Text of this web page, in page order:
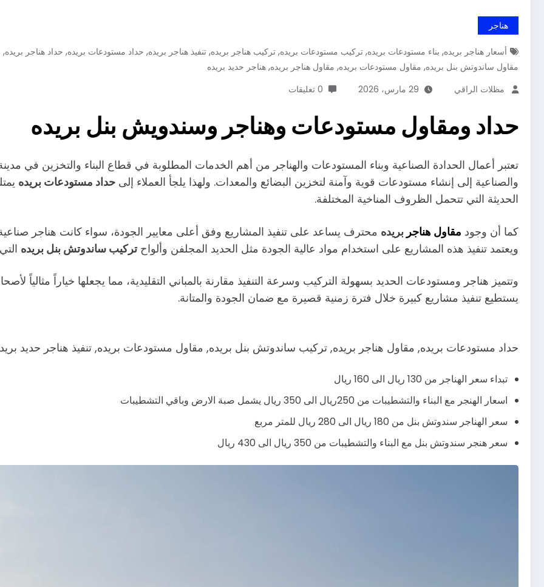
هناجر
أسعار هناجر بريده, بناء مستودعات بريده, تركيب مستودعات بريده, تركيب هناجر بريده, تنفيذ هناجر بريده, حداد مستودعات بريده, حداد هناجر بريده,
مقاول ساندوتش بنل بريده, مقاول مستودعات بريده, مقاول هناجر بريده, هناجر حديد بريده
مظلات الراقي
29 مارس، 2026 0 تعليقات
حداد ومقاول مستودعات وهناجر وسندويش بنل بريده
تعتبر أعمال الحدادة الصناعية وبناء المستودعات والهناجر من أهم الخدمات المطلوبة في قطاع البناء والتخزين في
والصناعية إلى إنشاء مستودعات قوية وآمنة لتخزين البضائع والمعدات. ولهذا يلجأ العملاء إلى حداد مستودعات بريده
الحديثة التي تتحمل الظروف المناخية المختلفة.
كما أن وجود مقاول هناجر بريده محترف يساعد على تنفيذ المشاريع وفق أعلى معايير الجودة، سواء كانت هناجر
ويعتمد تنفيذ هذه المشاريع على استخدام مواد عالية الجودة مثل الحديد المجلفن وألواحتركيب ساندوتش بنل بريده
وتتميز هناجر ومستودعات الحديد بسهولة التركيب وسرعة التنفيذ مقارنة بالمباني التقليدية، مما يجعلها خياراً مثالياً
يستطيع تنفيذ مشاريع كبيرة خلال فترة زمنية قصيرة مع ضمان الجودة والمتانة.
حداد مستودعات بريده, مقاول هناجر بريده, تركيب ساندوتش بنل بريده, مقاول مستودعات بريده, تنفيذ هناجر حديد
تبداء سعر الهناجر من 130 ريال الى 160 ريال
اسعار الهنجر مع البناء والتشطيبات من 250ريال الى 350 ريال يشمل صبة الارض وباقي التشطيبات
سعر الهناجر سندوتش بنل من 180 ريال الى 280 ريال للمتر مربع
سعر هنجر سندوتش بنل مع البناء والتشطيبات من 350 ريال الى 430 ريال